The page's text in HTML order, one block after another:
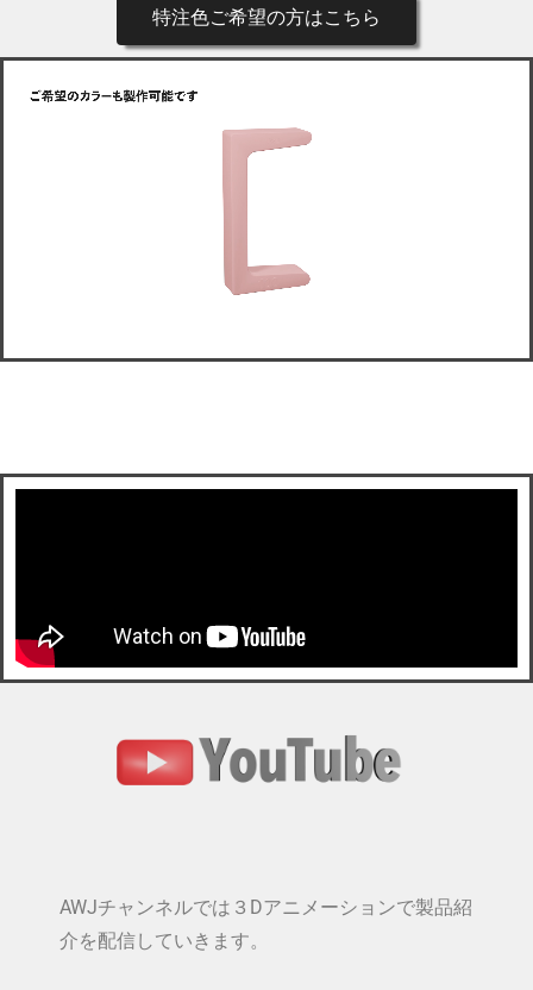
特注色ご希望の方はこちら
AWJチャンネルでは３Dアニメーションで製品紹
介を配信していきます。